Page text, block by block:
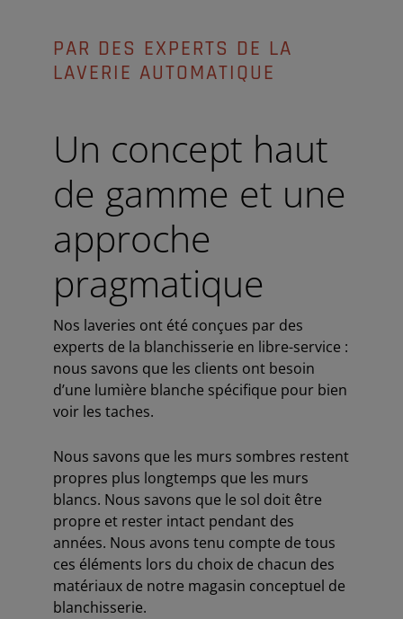
PAR DES EXPERTS DE LA
LAVERIE AUTOMATIQUE
Un concept haut
de gamme et une
approche
pragmatique
Nos laveries ont été conçues par des
experts de la blanchisserie en libre-service :
nous savons que les clients ont besoin
d’une lumière blanche spécifique pour bien
voir les taches.
Nous savons que les murs sombres restent
propres plus longtemps que les murs
blancs. Nous savons que le sol doit être
propre et rester intact pendant des
années. Nous avons tenu compte de tous
ces éléments lors du choix de chacun des
matériaux de notre magasin conceptuel de
blanchisserie.